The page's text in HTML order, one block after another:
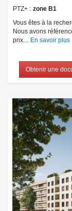
PTZ+
zone B1
Vous êtes à la
Nous avons
prix... En savoir plus
Obtenir une